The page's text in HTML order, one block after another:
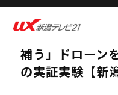
2025.11.24
【クマ】「人で
補う」ドローン
の実証実験【新潟